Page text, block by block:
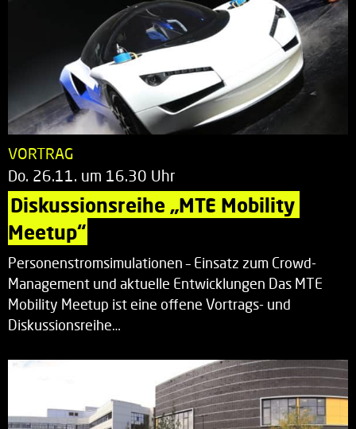
VORTRAG
Do. 26.11. um 16.30 Uhr
Diskussionsreihe „MTE Mobility
Meetup“
Personenstromsimulationen – Einsatz zum Crowd-
Management und aktuelle Entwicklungen Das MTE
Mobility Meetup ist eine offene Vortrags- und
Diskussionsreihe…